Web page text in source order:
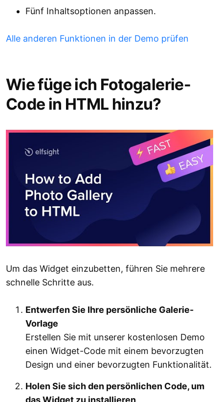
Fünf Inhaltsoptionen anpassen.
Alle anderen Funktionen in der Demo prüfen
Wie füge ich Fotogalerie-
Code in HTML hinzu?
Um das Widget einzubetten, führen Sie mehrere
schnelle Schritte aus.
Entwerfen Sie Ihre persönliche Galerie-
Vorlage
Erstellen Sie mit unserer kostenlosen Demo
einen Widget-Code mit einem bevorzugten
Design und einer bevorzugten Funktionalität.
Holen Sie sich den persönlichen Code, um
das Widget zu installieren